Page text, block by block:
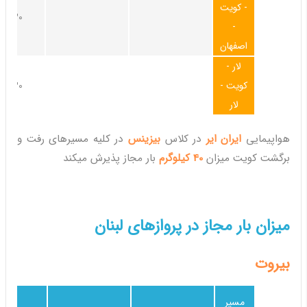
30کیلوگرم
- کویت
-
اصفهان
30کیلوگرم
لار -
کویت -
لار
هواپیمایی ایران ایر در کلاس بیزینس در کلیه مسیرهای رفت و
برگشت کویت میزان 40 کیلوگرم بار مجاز پذیرش میکند
میزان بار مجاز در پروازهای لبنان
بیروت
مسیر